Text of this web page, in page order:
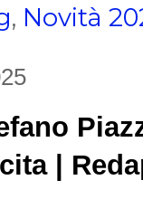
, Novità
|